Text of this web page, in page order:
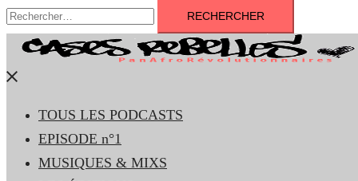
Rechercher :
Fermer
menu
TOUS LES PODCASTS
EPISODE n°1
MUSIQUES & MIXS